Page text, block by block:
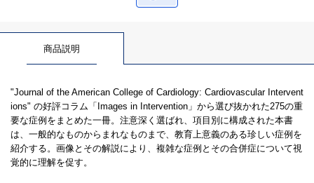
商品説明
"Journal of the American College of Cardiology: Cardiovascular Intervent
ions" の好評コラム「Images in Intervention」から選び抜かれた275の重
要な症例をまとめた一冊。注意深く選ばれ、項目別に構成された本書
は、一般的なものからまれなものまで、教育上意義のある珍しい症例を
紹介する。画像とその解説により、複雑な症例とその合併症について視
覚的に理解を促す。